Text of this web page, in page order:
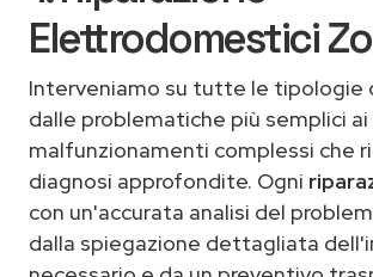
Elettrodomestici
Interveniamo su tutte le tipologie
dalle problematiche più semplici ai
malfunzionamenti complessi che
diagnosi approfondite. Ogni
con un'accurata analisi del
dalla spiegazione dettagliata